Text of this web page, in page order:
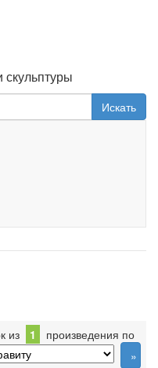
Искать
из 1 произведения по